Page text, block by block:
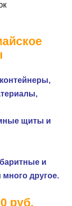
щиты и
и
много другое.
руб.